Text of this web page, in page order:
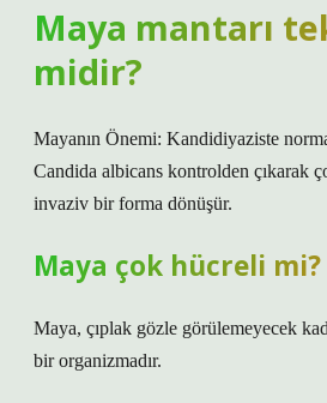
Maya mantarı
midir?
Mayanın Önemi: Kandidiyaziste
Candida albicans kontrolden çıkarak
invaziv bir forma dönüşür.
Maya çok hücreli mi?
Maya, çıplak gözle görülemeyecek
bir organizmadır.